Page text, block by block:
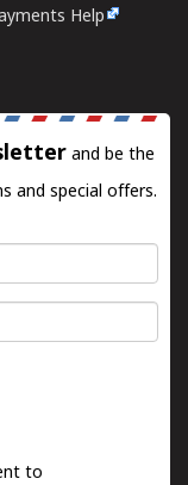
Help
and be the
and special offers.
to